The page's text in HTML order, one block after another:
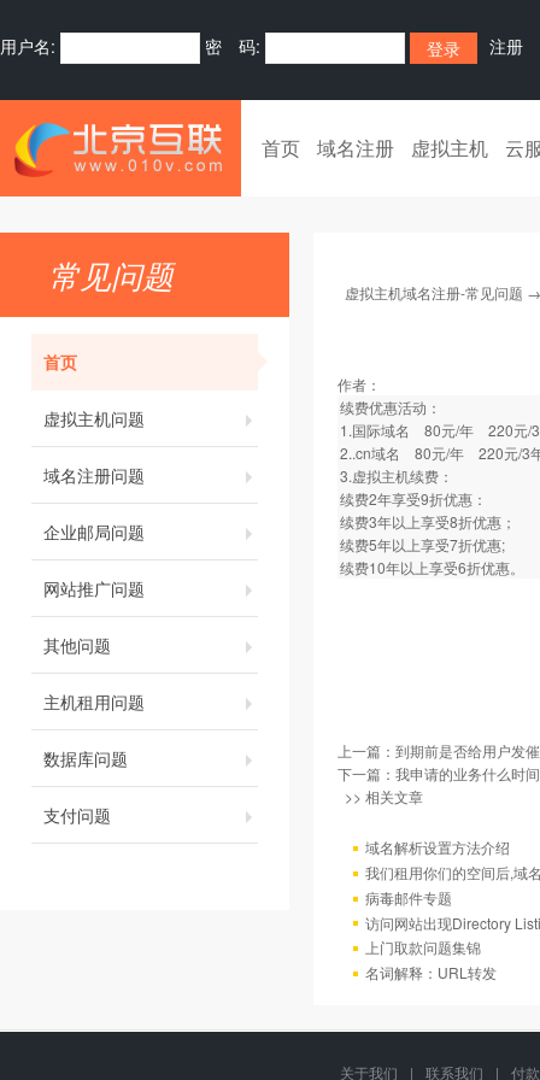
用户名: 密 码: 注册
首页 域名注册 虚拟主机 云
常见问题
首页
虚拟主机问题
域名注册问题
企业邮局问题
网站推广问题
其他问题
主机租用问题
数据库问题
支付问题
虚拟主机域名注册-常见问题
作者：
续费优惠活动：
1.国际域名 80元/年 220元/
2..cn域名 80元/年 220元/3
3.虚拟主机续费：
续费2年享受9折优惠：
续费3年以上享受8折优惠；
续费5年以上享受7折优惠;
续费10年以上享受6折优惠。
上一篇： 到期前是否给用户发
下一篇： 我申请的业务什么时
>> 相关文章
域名解析设置方法介绍
我们租用你们的空间后,域
病毒邮件专题
访问网站出现Directory
上门取款问题集锦
名词解释：URL转发
关于我们 | 联系我们 |
付